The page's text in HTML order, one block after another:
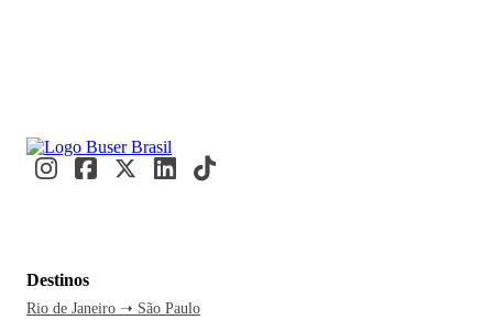
Destinos
Rio de Janeiro ➝ São Paulo